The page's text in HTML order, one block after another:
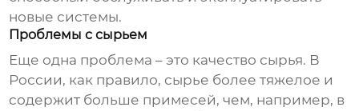
новые системы.
Проблемы с сырьем
Еще одна проблема – это качество сырья. В
России, как правило, сырье более тяжелое и
содержит больше примесей, чем, например, в